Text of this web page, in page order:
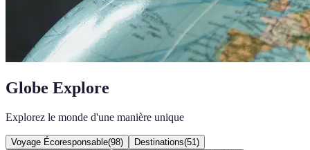
Globe Explore
Explorez le monde d'une manière unique
Voyage Écoresponsable(98) Destinations(51 )